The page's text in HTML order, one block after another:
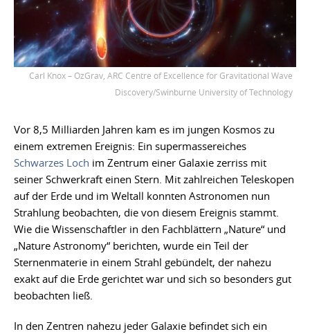
Carl Knox – OzGrav, ARC Centre of Excellence for Gravitational Wave
Discovery/Swinburne University of Technology
Vor 8,5 Milliarden Jahren kam es im jungen Kosmos zu
einem extremen Ereignis: Ein supermassereiches
Schwarzes Loch im Zentrum einer Galaxie zerriss mit
seiner Schwerkraft einen Stern. Mit zahlreichen Teleskopen
auf der Erde und im Weltall konnten Astronomen nun
Strahlung beobachten, die von diesem Ereignis stammt.
Wie die Wissenschaftler in den Fachblättern „Nature“ und
„Nature Astronomy“ berichten, wurde ein Teil der
Sternenmaterie in einem Strahl gebündelt, der nahezu
exakt auf die Erde gerichtet war und sich so besonders gut
beobachten ließ.
In den Zentren nahezu jeder Galaxie befindet sich ein